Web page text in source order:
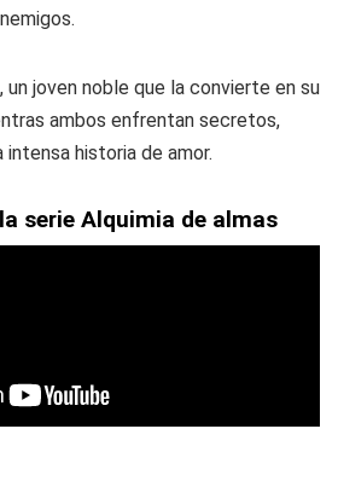
joven noble que la convierte en su
ambos enfrentan secretos,
historia de amor.
serie Alquimia de almas